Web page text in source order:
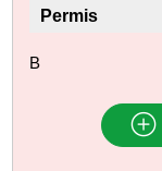
Permis
B